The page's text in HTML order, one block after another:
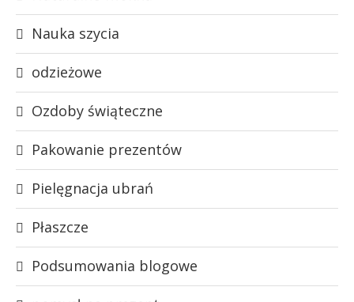
Nauka szycia
odzieżowe
Ozdoby świąteczne
Pakowanie prezentów
Pielęgnacja ubrań
Płaszcze
Podsumowania blogowe